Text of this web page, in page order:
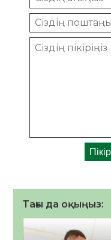
Тағы да оқыңыз: